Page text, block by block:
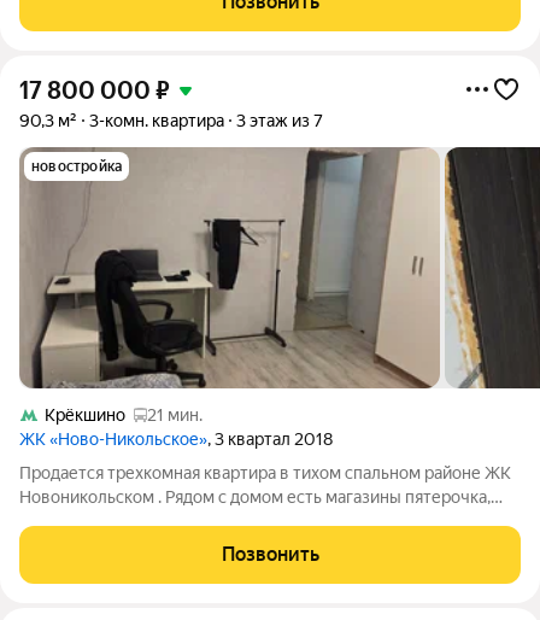
лоджию, потолки 2,9 м., санузел
17 800 000 ₽
90,3 м² 3-комн. квартира 3 этаж из 7
новостройка
Крёкшино
21 мин.
ЖК «Ново-Никольское», 3 квартал 2018
Продается трехкомная квартира в тихом спальном районе ЖК
Новоникольском . Рядом с домом есть магазины пятерочка,
стомотология,салоны красоты, касметология . Автобусная
остановка
Позвонить